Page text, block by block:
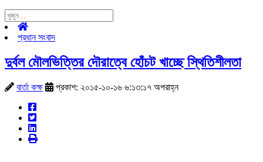
প্রধান সংবাদ
দুর্বল মৌলভিত্তির দৌরাত্বে হোঁচট খাচ্ছে স্থিতিশীলতা
বার্তা কক্ষ প্রকাশ: ২০১৫-১০-১৬ ৬:১৩:১৭ অপরাহ্ন